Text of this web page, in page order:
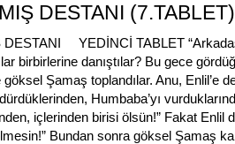
DESTANI (7.TABLET)
DESTANI YEDİNCİ TABLET
birbirlerine danıştılar? Bu gece
Şamaş toplandılar. Anu, Enlil’e
Humbaba’yı
içlerinden birisi ölsün!” Fakat Enlil
Bundan sonra göksel Şamaş